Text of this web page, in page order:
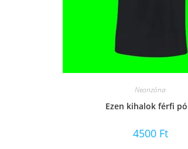
Neonzóna
Ezen kihalok férfi
4500 Ft